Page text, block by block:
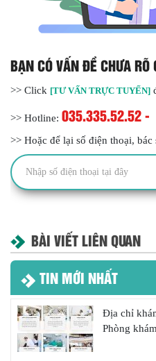
BẠN CÓ VẤN ĐỀ CHƯA
>> Click [TƯ VẤN TRỰC TUYẾN]
>> Hotline: 035.335.52.52 -
>> Hoặc để lại số điện thoại,
BÀI VIẾT LIÊN QUAN
TIN MỚI NHẤT
Địa chỉ
Phòng